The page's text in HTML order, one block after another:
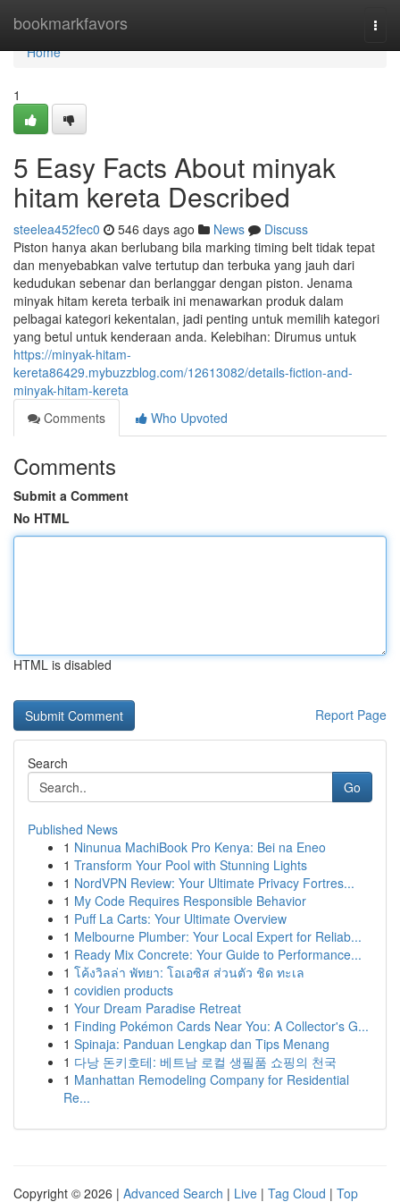
bookmarkfavors
Home
Home
1
5 Easy Facts About minyak
hitam kereta Described
steelea452fec0 546 days ago News
Discuss
Piston hanya akan berlubang bila marking timing belt tidak tepat
dan menyebabkan valve tertutup dan terbuka yang jauh dari
kedudukan sebenar dan berlanggar dengan piston. Jenama
minyak hitam kereta terbaik ini menawarkan produk dalam
pelbagai kategori kekentalan, jadi penting untuk memilih kategori
yang betul untuk kenderaan anda. Kelebihan: Dirumus untuk
https://minyak-hitam-
kereta86429.mybuzzblog.com/12613082/details-fiction-and-
minyak-hitam-kereta
Comments
Who Upvoted
Comments
Submit a Comment
No HTML
HTML is disabled
Report Page
Search
Go
Published News
1 Ninunua MachiBook Pro Kenya: Bei na Eneo
1 Transform Your Pool with Stunning Lights
1 NordVPN Review: Your Ultimate Privacy Fortres...
1 My Code Requires Responsible Behavior
1 Puff La Carts: Your Ultimate Overview
1 Melbourne Plumber: Your Local Expert for Reliab...
1 Ready Mix Concrete: Your Guide to Performance...
1 โค้งวิลล่า พัทยา: โอเอซิส ส่วนตัว ชิด ทะเล
1 covidien products
1 Your Dream Paradise Retreat
1 Finding Pokémon Cards Near You: A Collector's G...
1 Spinaja: Panduan Lengkap dan Tips Menang
1 다낭 돈키호테: 베트남 로컬 생필품 쇼핑의 천국
1 Manhattan Remodeling Company for Residential
Re...
Copyright © 2026 | Advanced Search | Live | Tag Cloud | Top